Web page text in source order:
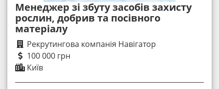
Менеджер зі збуту засобів захисту
рослин, добрив та посівного
матеріалу
Рекрутингова компанія Навігатор
100 000 грн
Київ